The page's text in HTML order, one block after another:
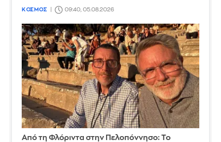
ΚΟΣΜΟΣ 09:40, 05.08.2026
Από τη Φλόριντα στην Πελοπόννησο: Το